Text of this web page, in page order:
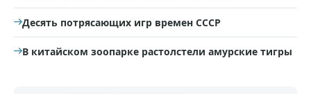
Десять потрясающих игр времен СССР
В китайском зоопарке растолстели амурские тигры